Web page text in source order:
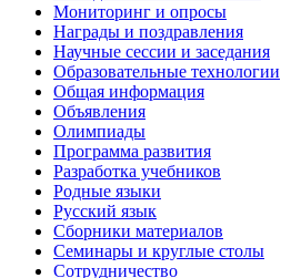
Мониторинг и опросы
Награды и поздравления
Научные сессии и заседания
Образовательные технологии
Общая информация
Объявления
Олимпиады
Программа развития
Разработка учебников
Родные языки
Русский язык
Сборники материалов
Семинары и круглые столы
Сотрудничество